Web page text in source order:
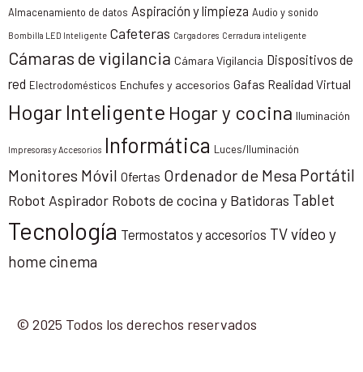
Almacenamiento de datos Aspiración y limpieza Audio y sonido
Bombilla LED Inteligente Cafeteras Cargadores Cerradura inteligente
Cámaras de vigilancia Cámara Vigilancia Dispositivos de
red Electrodomésticos Enchufes y accesorios Gafas Realidad Virtual
Hogar Inteligente Hogar y cocina Iluminación
Impresoras y Accesorios Informática Luces/Iluminación
Monitores Móvil Ofertas Ordenador de Mesa Portátil
Robot Aspirador Robots de cocina y Batidoras Tablet
Tecnología Termostatos y accesorios TV vídeo y
home cinema
© 2025 Todos los derechos reservados